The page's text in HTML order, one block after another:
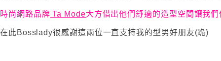
時尚網路品牌 Ta Mode大方借出他們舒適的造型空間讓我
在此Bosslady很感謝這兩位一直支持我的型男好朋友(跪)